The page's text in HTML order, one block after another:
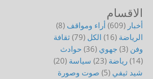
الاقسام
أخبار (609) أراء ومواقف (8)
الرياضة (16) الكل (79) ثقافة
وفن (3) جهوي (36) حوادث
(14) رياضة (23) سياسة (20)
شيد ثيفي (5) صوت وصورة